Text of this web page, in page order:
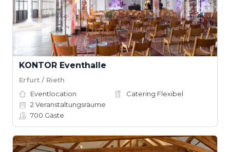
KONTOR Eventhalle
Erfurt / Rieth
Eventlocation
Catering Flexibel
2 Veranstaltungsräume
700 Gäste